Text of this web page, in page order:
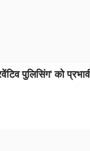
पुलिसिंग' को